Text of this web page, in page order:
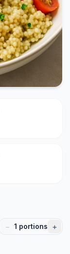
− 1 portions +